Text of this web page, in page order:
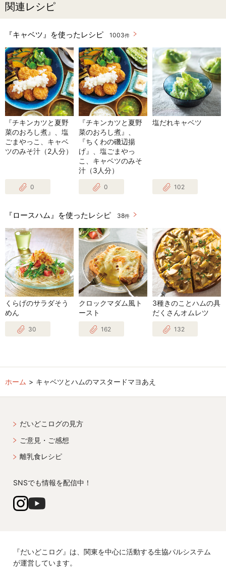
関連レシピ
『キャベツ』を使ったレシピ 1003件
『チキンカツと夏野
菜のおろし煮』、塩
ごまやっこ、キャベ
ツのみそ汁（2人分）
0
『チキンカツと夏野
菜のおろし煮』、
『ちくわの磯辺揚
げ』、塩ごまやっ
こ、キャベツのみそ
汁（3人分）
0
塩だれキャベツ
102
『ロースハム』を使ったレシピ 38件
くらげのサラダそう
めん
30
クロックマダム風ト
ースト
162
3種きのことハムの具
だくさんオムレツ
132
ホーム キャベツとハムのマスタードマヨあえ
だいどこログの見方
ご意見・ご感想
離乳食レシピ
SNSでも情報を配信中！
『だいどこログ』は、関東を中心に活動する生協パルシステム
が運営しています。